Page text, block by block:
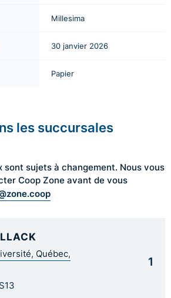
Millesima
30 janvier 2026
Papier
les succursales
sont sujets à changement. Nous vous
Coop Zone avant de vous
Québec,
1